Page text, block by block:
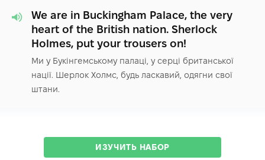
We are in Buckingham Palace, the very
heart of the British nation. Sherlock
Holmes, put your trousers on!
Ми у Букінгемському палаці, у серці британської
нації. Шерлок Холмс, будь ласкавий, одягни свої
штани.
ИЗУЧИТЬ НАБОР